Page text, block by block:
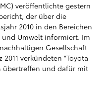
veröffentlichte gestern
der über die
2010 in den Bereichen
Umwelt informiert. Im
Gesellschaft
verkündeten "Toyota
übertreffen und dafür mit